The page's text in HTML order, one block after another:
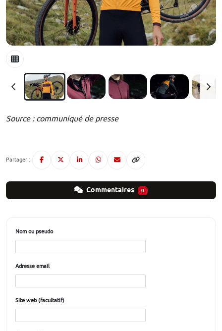
Source : communiqué de presse
Partager :
Commentaires 0
Nom ou pseudo
Adresse email
Site web (facultatif)